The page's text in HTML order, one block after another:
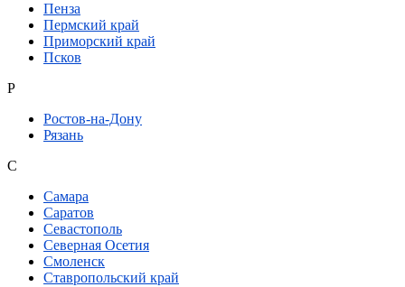
Пенза
Пермский край
Приморский край
Псков
Р
Ростов-на-Дону
Рязань
С
Самара
Саратов
Севастополь
Северная Осетия
Смоленск
Ставропольский край